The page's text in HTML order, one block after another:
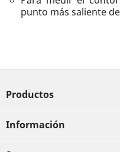
punto más saliente
Productos
Información